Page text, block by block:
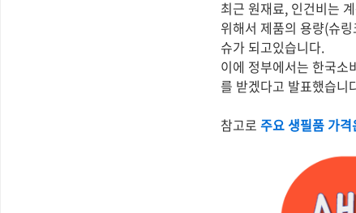
최근 원재료, 인건비는
위해서 제품의 용량(슈
슈가 되고있습니다.
이에 정부에서는 한국소
를 받겠다고 발표했습니
참고로 주요 생필품 가